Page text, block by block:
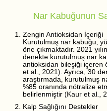
Nar Kabuğunun
Zengin Antioksidan İçeriği
Kurutulmuş nar kabuğu,
öne çıkmaktadır. 2021
denekte kurutulmuş nar
antioksidan bileşiği içeren
et al., 2021). Ayrıca, 30
araştırmada, kurutulmuş
%85 oranında nötralize
belirlenmiştir (Kaur et al.,
Kalp Sağlığını Destekler